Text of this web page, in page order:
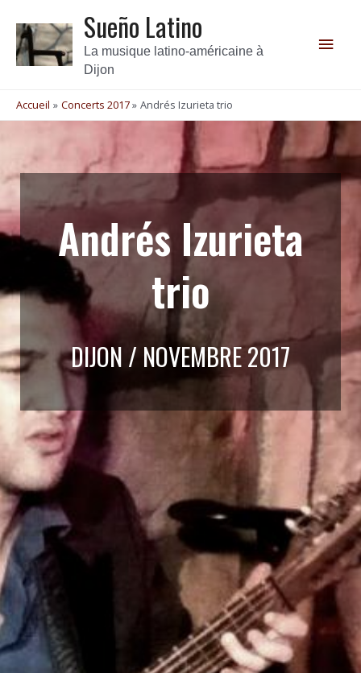
Sueño Latino
La musique latino-américaine à
Dijon
Accueil Concerts 2017 Andrés Izurieta trio
Andrés Izurieta
trio
DIJON / NOVEMBRE 2017